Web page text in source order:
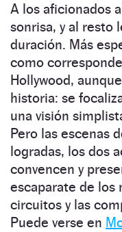
A los aficionados
sonrisa, y al resto
duración. Más
como
Hollywood,
historia: se
una visión
Pero las escenas
logradas, los dos
convencen y
escaparate de los
circuitos y las
Puede verse en